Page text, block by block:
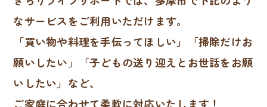
なサービスをご利用いただけます。
「買い物や料理を手伝ってほしい」「掃除だけお
願いしたい」「子どもの送り迎えとお世話をお願
いしたい」など、
ご家庭に合わせて柔軟に対応いたします！